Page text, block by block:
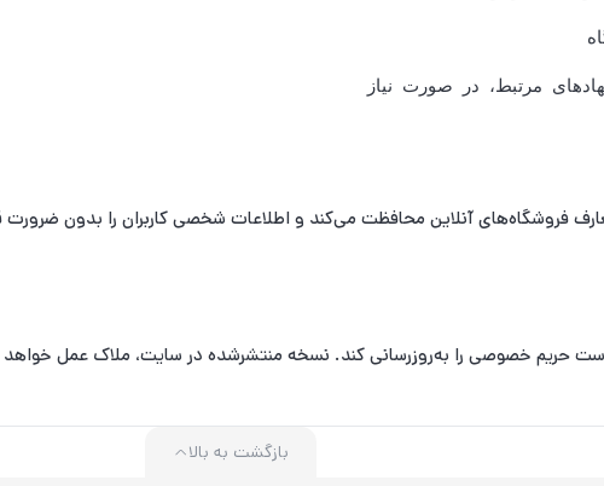
مرتبط، در صورت نیاز
فروشگاه‌های آنلاین محافظت می‌کند و اطلاعات شخصی کاربران را بدون ضرورت
حریم خصوصی را به‌روزرسانی کند. نسخه منتشرشده در سایت، ملاک عمل خواهد
بازگشت به بالا